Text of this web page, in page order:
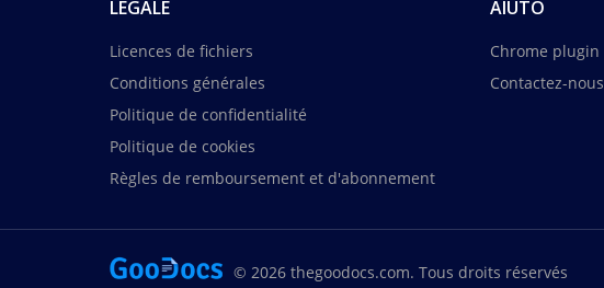
LEGALE
Licences de fichiers
Conditions générales
Politique de confidentialité
Politique de cookies
Règles de remboursement et d'abonnement
AIUTO
Chrome plugin
Contactez-nous
© 2026 thegoodocs.com. Tous droits réservés